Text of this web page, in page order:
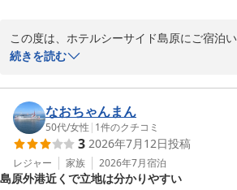
この度は、ホテルシーサイド島原にご宿泊
コミをご投稿いただき誠にありがとうござい
当館の2つの大浴場やキッズルーム、広々
りとお過ごしいただけたとのこと、大変嬉し
一方で、お部屋からの眺望につきまして大
まい、誠に申し訳ございませんでした。す
に関する事前のご案内が不足しておりました
続きを読む
なおちゃんまん
50代/女性 | 1件のクチコミ
3 2026年7月12日投稿
レジャー 家族 2026年7月宿泊
島原外港近くで立地は分かりやすい